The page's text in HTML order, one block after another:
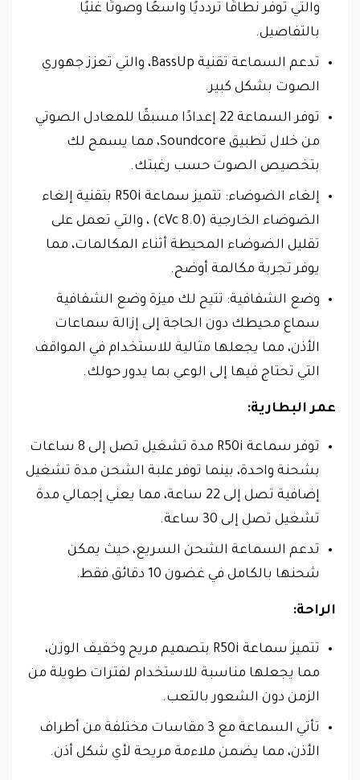
والتي توفر نطاقًا تردديًا واسعًا وصوتًا غنيًا
بالتفاصيل.
تدعم السماعة تقنية BassUp، والتي تعزز جهوري
الصوت بشكل كبير.
توفر السماعة 22 إعدادًا مسبقًا للمعادل الصوتي
من خلال تطبيق Soundcore، مما يسمح لك
بتخصيص الصوت حسب رغبتك.
إلغاء الضوضاء: تتميز سماعة R50i بتقنية إلغاء
الضوضاء الخارجية (cVc 8.0) ، والتي تعمل على
تقليل الضوضاء المحيطة أثناء المكالمات، مما
يوفر تجربة مكالمة أوضح.
وضع الشفافية: تتيح لك ميزة وضع الشفافية
سماع محيطك دون الحاجة إلى إزالة سماعات
الأذن، مما يجعلها مثالية للاستخدام في المواقف
التي تحتاج فيها إلى الوعي بما يدور حولك.
عمر البطارية:
توفر سماعة R50i مدة تشغيل تصل إلى 8 ساعات
بشحنة واحدة، بينما توفر علبة الشحن مدة تشغيل
إضافية تصل إلى 22 ساعة، مما يعني إجمالي مدة
تشغيل تصل إلى 30 ساعة.
تدعم السماعة الشحن السريع، حيث يمكن
شحنها بالكامل في غضون 10 دقائق فقط.
الراحة:
تتميز سماعة R50i بتصميم مريح وخفيف الوزن،
مما يجعلها مناسبة للاستخدام لفترات طويلة من
الزمن دون الشعور بالتعب.
تأتي السماعة مع 3 مقاسات مختلفة من أطراف
الأذن، مما يضمن ملاءمة مريحة لأي شكل أذن.